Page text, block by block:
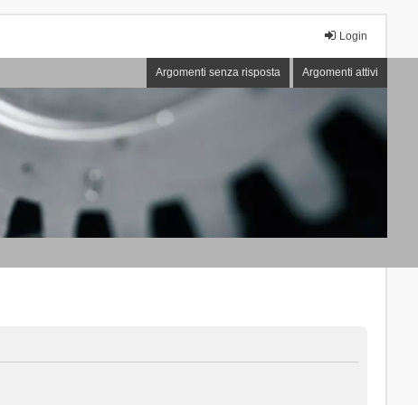
Login
Argomenti senza risposta Argomenti attivi